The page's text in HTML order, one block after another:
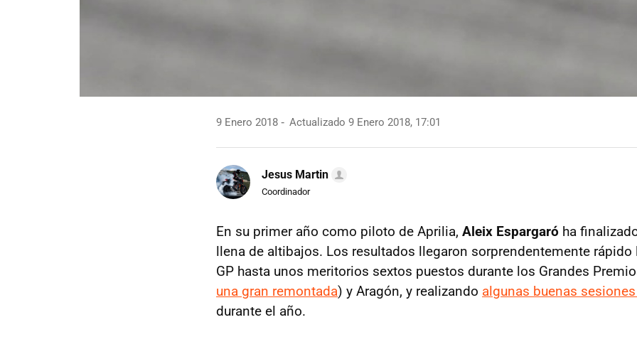
9 Enero 2018 Actualizado 9 Enero 2018, 17:01
Jesus Martin
Coordinador
En su primer año como piloto de Aprilia, Aleix Espargaró ha
llena de altibajos. Los resultados llegaron sorprendentemente rápido
GP hasta unos meritorios sextos puestos durante los Grandes
una gran remontada) y Aragón, y realizando algunas buenas
durante el año.